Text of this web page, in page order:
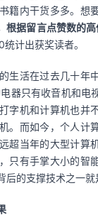
籍内干货多多。想
根据留言点赞数的
计出获奖读者。
生活在过去几十年
器只有收音机和电
字机和计算机也并
。而如今，个人计
超当年的大型计算
只有手掌大小的智
的支撑技术之一就